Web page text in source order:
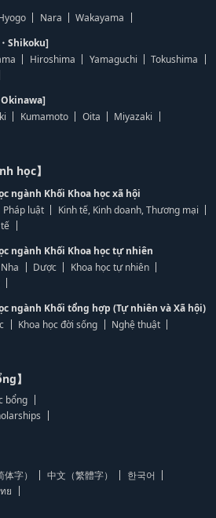
Nara
Wakayama
Shikoku]
Hiroshima Yamaguchi
Tokushima
Kumamoto Oita
Miyazaki
học】
ngành Khối Khoa học xã hội
Pháp luật
Kinh tế, Kinh doanh, Thương mại
ngành Khối Khoa học tự nhiên
Dược
Khoa học tự nhiên
ngành Khối tổng hợp (Tự nhiên và Xã hội)
Khoa học đời sống
Nghệ thuật
】
bổng
字） 中文（繁體字）
한국어
ย